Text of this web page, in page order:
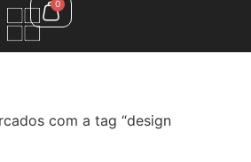
0
com a tag “design